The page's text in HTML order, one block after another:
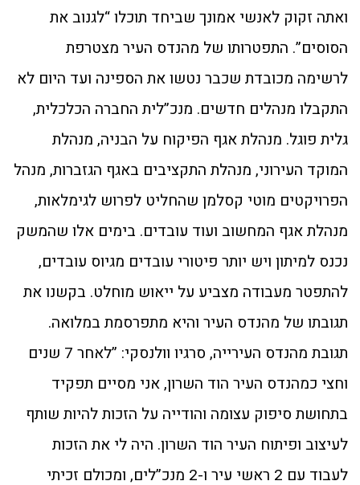
ואתה זקוק לאנשי אמונך שביחד תוכלו “לגנוב את
הסוסים”. התפטרותו של מהנדס העיר מצטרפת
לרשימה מכובדת שכבר נטשו את הספינה ועד היום לא
התקבלו מנהלים חדשים. מנכ”לית החברה הכלכלית,
גלית פוגל. מנהלת אגף הפיקוח על הבניה, מנהלת
המוקד העירוני, מנהלת התקציבים באגף הגזברות, מנהל
הפרויקטים מוטי קסלמן שהחליט לפרוש לגימלאות,
מנהלת אגף המחשוב ועוד עובדים. בימים אלו שהמשק
נכנס למיתון ויש יותר פיטורי עובדים מגיוס עובדים,
להתפטר מעבודה מצביע על ייאוש מוחלט. בקשנו את
תגובתו של מהנדס העיר והיא מתפרסמת במלואה.
תגובת מהנדס העירייה, סרגיו וולנסקי: ”לאחר 7 שנים
וחצי כמהנדס העיר הוד השרון, אני מסיים תפקיד
בתחושת סיפוק עצומה והודייה על הזכות להיות שותף
לעיצוב ופיתוח העיר הוד השרון. היה לי את הזכות
לעבוד עם 2 ראשי עיר ו-2 מנכ”לים, ומכולם זכיתי